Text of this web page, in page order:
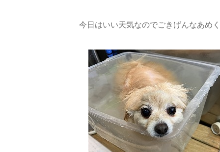
今日はいい天気なのでごきげんなあめ